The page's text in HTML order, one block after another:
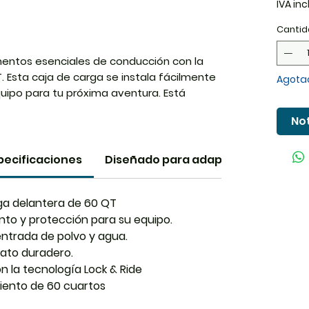
esenciales de conducción con la
Esta caja de carga se instala fácilmente
para tu próxima aventura. Está
de usar, obtiene una gran durabilidad
todo con un solo producto.
Diseñado para adaptarse
delantera de 60 QT
y protección para su equipo.
de polvo y agua.
duradero.
la tecnología Lock & Ride
de 60 cuartos
IVA